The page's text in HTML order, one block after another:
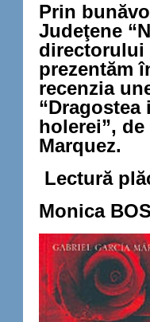
Prin
Judeţene
directorului
prezentăm
recenzia
“Dragostea
holerei”,
Marquez.
Lectură
Monica